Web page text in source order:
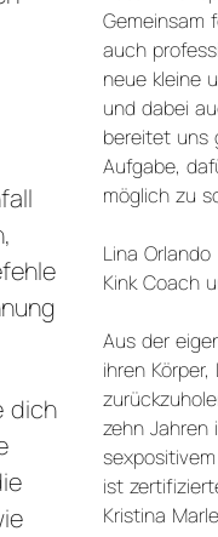
dich
Gemeinsam
auch
neue kleine
und dabei
bereitet uns
Aufgabe,
möglich zu
Lina
Kink Coach
Aus der
ihren
zehn Jahren
ist
Kristina